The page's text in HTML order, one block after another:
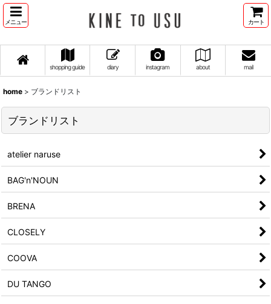
メニュー カート
shopping guide diary instagram about mail
home > ブランドリスト
ブランドリスト
atelier naruse
BAG'n'NOUN
BRENA
CLOSELY
COOVA
DU TANGO